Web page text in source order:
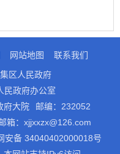
网站地图
联系我们
区人民政府
民政府办公室
府大院
邮编：232052
箱：xjjxxzx@126.com
安备 34040402000018号